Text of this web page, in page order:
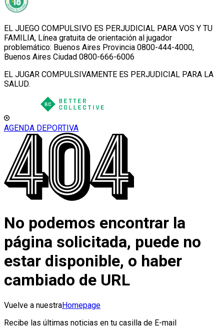
EL JUEGO COMPULSIVO ES PERJUDICIAL PARA VOS Y TU
FAMILIA, Línea gratuita de orientación al jugador
problemático: Buenos Aires Provincia 0800-444-4000,
Buenos Aires Ciudad 0800-666-6006
EL JUGAR COMPULSIVAMENTE ES PERJUDICIAL PARA LA
SALUD.
AGENDA DEPORTIVA
No podemos encontrar la
página solicitada, puede no
estar disponible, o haber
cambiado de URL
Vuelve a nuestraHomepage
Recibe las últimas noticias en tu casilla de E-mail